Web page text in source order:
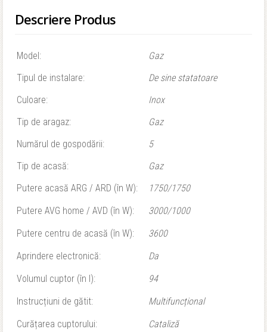
Descriere Produs
Model:
Gaz
Tipul de instalare:
De sine statatoare
Culoare:
Inox
Tip de aragaz:
Gaz
Numărul de gospodării:
5
Tip de acasă:
Gaz
Putere acasă ARG / ARD (în W):
1750/1750
Putere AVG home / AVD (în W):
3000/1000
Putere centru de acasă (în W):
3600
Aprindere electronică:
Da
Volumul cuptor (în l):
94
Instrucțiuni de gătit:
Multifuncțional
Curățarea cuptorului:
Cataliză